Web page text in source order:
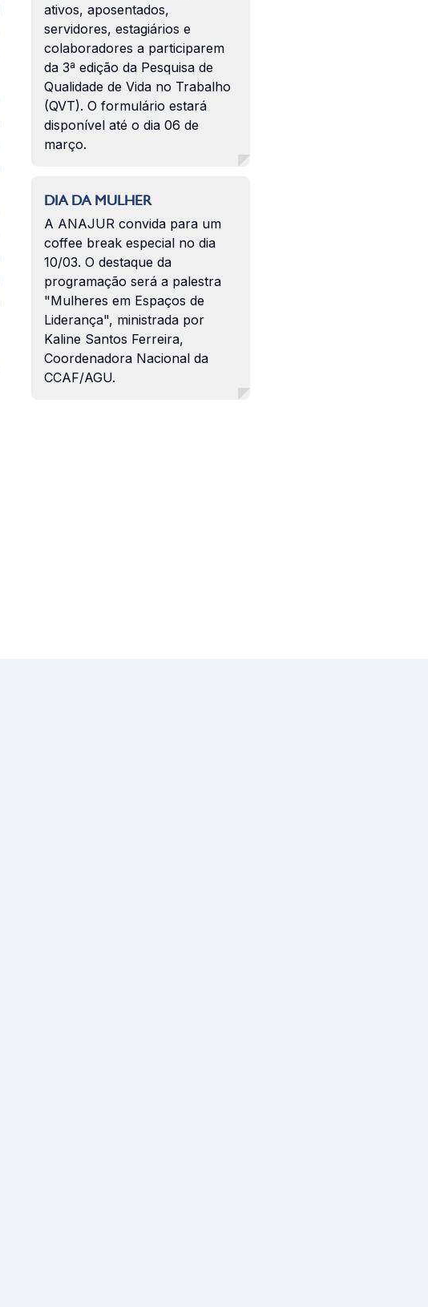
ativos, aposentados,
servidores, estagiários e
colaboradores a participarem
da 3ª edição da Pesquisa de
Qualidade de Vida no Trabalho
(QVT). O formulário estará
disponível até o dia 06 de
março.
DIA DA MULHER
A ANAJUR convida para um
coffee break especial no dia
10/03. O destaque da
programação será a palestra
"Mulheres em Espaços de
Liderança", ministrada por
Kaline Santos Ferreira,
Coordenadora Nacional da
CCAF/AGU.